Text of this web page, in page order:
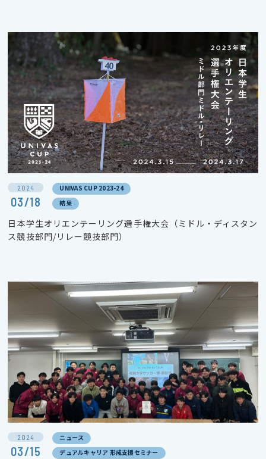
2024
03/18
UNIVAS CUP 2023-24
結果
日本学生オリエンテーリング選手権大会（ミドル・ディスタン
ス競技部門/リレー競技部門）
2024
03/15
ニュース
デュアルキャリア 形成支援セミナー